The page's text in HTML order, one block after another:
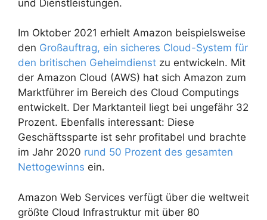
und Dienstleistungen.
Im Oktober 2021 erhielt Amazon beispielsweise
den Großauftrag, ein sicheres Cloud-System für
den britischen Geheimdienst zu entwickeln. Mit
der Amazon Cloud (AWS) hat sich Amazon zum
Marktführer im Bereich des Cloud Computings
entwickelt. Der Marktanteil liegt bei ungefähr 32
Prozent. Ebenfalls interessant: Diese
Geschäftssparte ist sehr profitabel und brachte
im Jahr 2020 rund 50 Prozent des gesamten
Nettogewinns ein.
Amazon Web Services verfügt über die weltweit
größte Cloud Infrastruktur mit über 80